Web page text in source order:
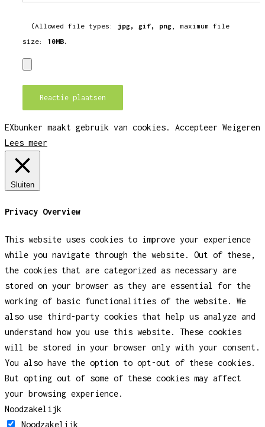
(Allowed file types: jpg, gif, png, maximum file
size: 10MB.
EXbunker maakt gebruik van cookies. Accepteer Weigeren
Lees meer
Sluiten
Privacy Overview
This website uses cookies to improve your experience
while you navigate through the website. Out of these,
the cookies that are categorized as necessary are
stored on your browser as they are essential for the
working of basic functionalities of the website. We
also use third-party cookies that help us analyze and
understand how you use this website. These cookies
will be stored in your browser only with your consent.
You also have the option to opt-out of these cookies.
But opting out of some of these cookies may affect
your browsing experience.
Noodzakelijk
Noodzakelijk